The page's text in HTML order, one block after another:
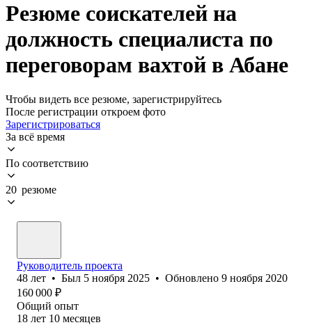
Резюме соискателей на
должность специалиста по
переговорам вахтой в Абане
Чтобы видеть все резюме, зарегистрируйтесь
После регистрации откроем фото
Зарегистрироваться
За всё время
По соответствию
20 резюме
Руководитель проекта
48 лет • Был 5 ноября 2025 • Обновлено 9 ноября 2020
160 000 ₽
Общий опыт
18 лет 10 месяцев